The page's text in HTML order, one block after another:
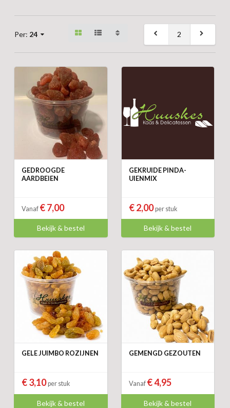
Per: 24 2
GEDROOGDE
AARDBEIEN
Vanaf € 7,00
Bekijk & bestel
GEKRUIDE PINDA-
UIENMIX
€ 2,00per stuk
Bekijk & bestel
GELE JUIMBO ROZIJNEN
€ 3,10per stuk
Bekijk & bestel
GEMENGD GEZOUTEN
Vanaf € 4,95
Bekijk & bestel